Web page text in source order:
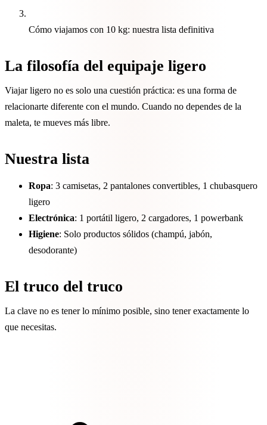
Cómo viajamos con 10 kg: nuestra lista definitiva
La filosofía del equipaje ligero
Viajar ligero no es solo una cuestión práctica: es una forma de
relacionarte diferente con el mundo. Cuando no dependes de la
maleta, te mueves más libre.
Nuestra lista
Ropa: 3 camisetas, 2 pantalones convertibles, 1 chubasquero
ligero
Electrónica: 1 portátil ligero, 2 cargadores, 1 powerbank
Higiene: Solo productos sólidos (champú, jabón,
desodorante)
El truco del truco
La clave no es tener lo mínimo posible, sino tener exactamente lo
que necesitas.